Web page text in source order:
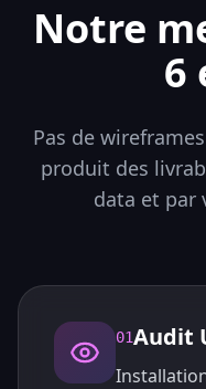
Notre
6
Pas de
produit des
data et par
01Audit